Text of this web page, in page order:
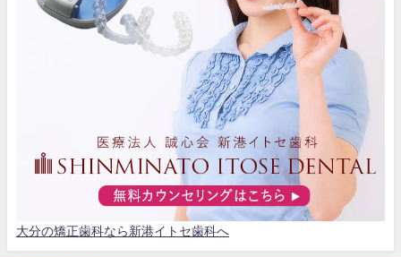
大分の矯正歯科なら新港イトセ歯科へ